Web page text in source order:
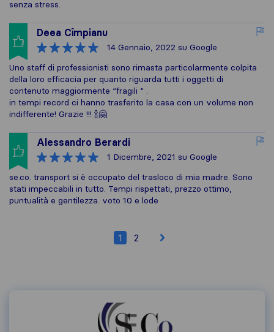
senza stress.
Deea Cîmpianu
14 Gennaio, 2022 su Google
Uno staff di professionisti sono rimasta particolarmente colpita
della loro efficacia per quanto riguarda tutti i oggetti di
contenuto maggiormente “fragili “ .
in tempi record ci hanno trasferito la casa con un volume non
indifferente! Grazie !!! 🍾🤗
Alessandro Berardi
1 Dicembre, 2021 su Google
se.co. transport si è occupato del trasloco di mia madre. Sono
stati impeccabili in tutto. Tempi rispettati, prezzo ottimo,
puntualità e gentilezza. voto 10 e lode
1 2